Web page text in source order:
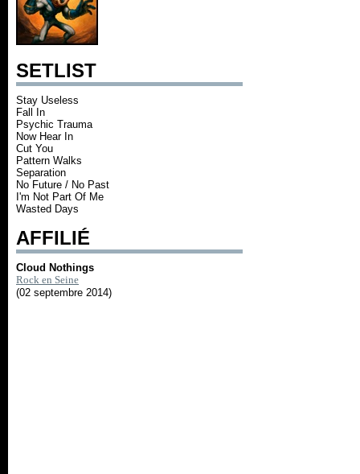
SETLIST
Stay Useless
Fall In
Psychic Trauma
Now Hear In
Cut You
Pattern Walks
Separation
No Future / No Past
I'm Not Part Of Me
Wasted Days
AFFILIÉ
Cloud Nothings
Rock en Seine
(02 septembre 2014)